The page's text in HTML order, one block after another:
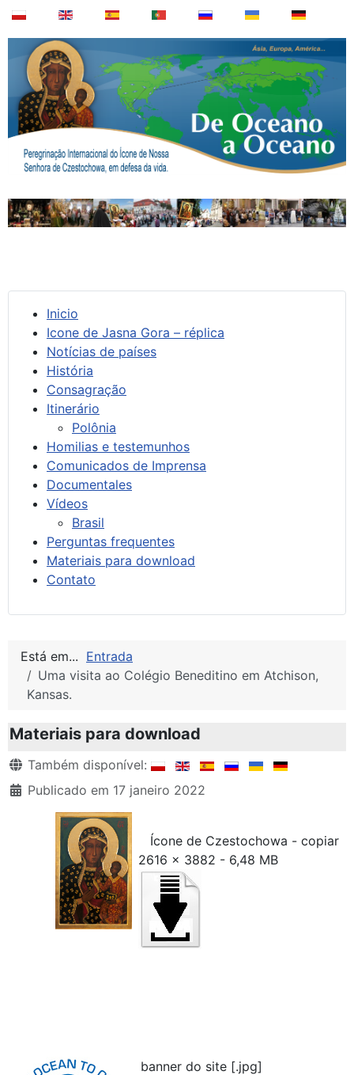
Inicio
Icone de Jasna Gora – réplica
Notícias de países
História
Consagração
Itinerário
Polônia
Homilias e testemunhos
Comunicados de Imprensa
Documentales
Vídeos
Brasil
Perguntas frequentes
Materiais para download
Contato
Está em... Entrada
Uma visita ao Colégio Beneditino em Atchison,
Kansas.
Materiais para download
Detalhes
Também disponível:
Publicado em 17 janeiro 2022
Ícone de Czestochowa - copiar
2616 x 3882 - 6,48 MB
banner do site [.jpg]